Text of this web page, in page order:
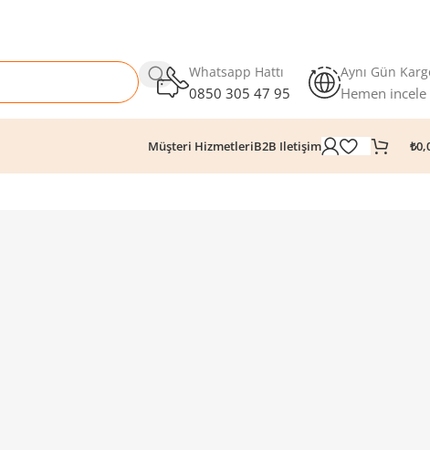
Whatsapp Hattı
0850 305 47 95
Aynı Gün
Hemen incele
Müşteri HizmetleriB2B Iletişim ₺